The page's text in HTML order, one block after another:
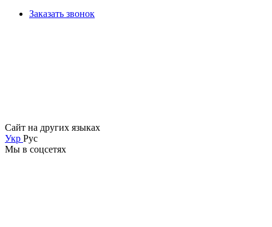
Заказать звонок
Сайт на других языках
Укр Рус
Мы в соцсетях